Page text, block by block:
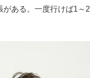
ある。一度行けば1～2